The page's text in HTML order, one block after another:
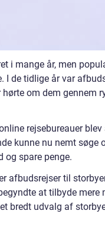
i mange år, men
I de tidlige år var
om dem gennem
rejsebureauer
kunne nu nemt søge
og spare penge.
afbudsrejser til
at tilbyde mere
bredt udvalg af